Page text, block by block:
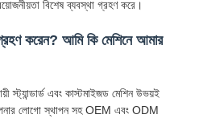
বিশেষ ব্যবস্থা গ্রহণ করে।
করেন? আমি কি মেশিনে আমার
স্ট্যান্ডার্ড এবং কাস্টমাইজড মেশিন উভয়ই
লোগো স্থাপন সহ OEM এবং ODM